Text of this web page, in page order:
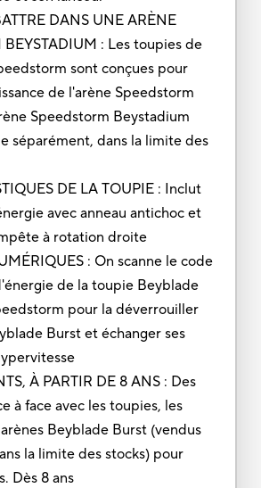
DANS UNE ARÈNE
BEYSTADIUM : Les toupies de
sont conçues pour
de l'arène Speedstorm
Speedstorm Beystadium
séparément, dans la limite des
DE LA TOUPIE : Inclut
avec anneau antichoc et
à rotation droite
: On scanne le code
de la toupie Beyblade
pour la déverrouiller
Burst et échanger ses
À PARTIR DE 8 ANS : Des
à face avec les toupies, les
Beyblade Burst (vendus
la limite des stocks) pour
Dès 8 ans